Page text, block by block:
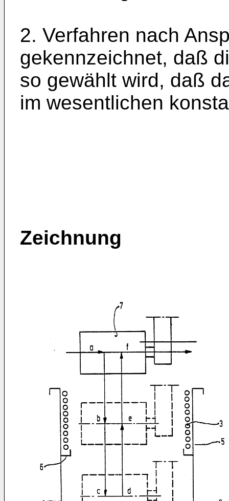
2. Verfahren nach
gekennzeichnet, daß
so gewählt wird, daß
im wesentlichen
Zeichnung